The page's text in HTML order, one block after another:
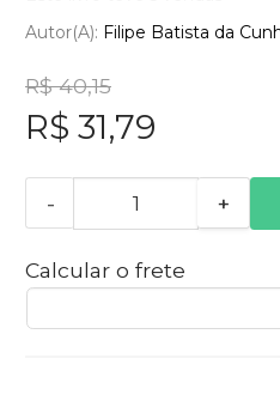
Autor(a): Filipe Batista da
R$ 40,15
R$ 31,79
- +
Calcular o frete